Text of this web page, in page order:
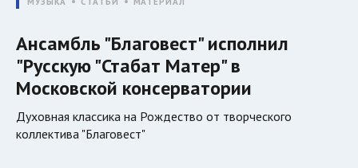
Ансамбль "Благовест" исполнил
"Русскую "Стабат Матер" в
Московской консерватории
Духовная классика на Рождество от творческого
коллектива "Благовест"